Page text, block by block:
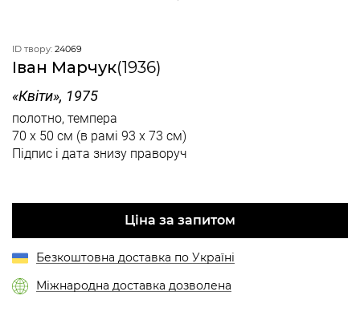
ID твору: 24069
Іван Марчук(1936)
«Квіти», 1975
полотно, темпера
70 x 50 см (в рамі 93 x 73 см)
Підпис і дата знизу праворуч
Ціна за запитом
Безкоштовна доставка по Україні
Міжнародна доставка дозволена